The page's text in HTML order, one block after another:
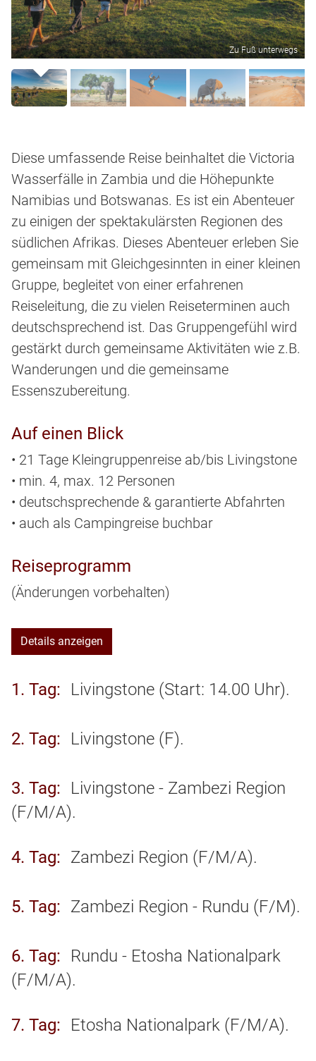
Zu Fuß unterwegs
Diese umfassende Reise beinhaltet die Victoria
Wasserfälle in Zambia und die Höhepunkte
Namibias und Botswanas. Es ist ein Abenteuer
zu einigen der spektakulärsten Regionen des
südlichen Afrikas. Dieses Abenteuer erleben Sie
gemeinsam mit Gleichgesinnten in einer kleinen
Gruppe, begleitet von einer erfahrenen
Reiseleitung, die zu vielen Reiseterminen auch
deutschsprechend ist. Das Gruppengefühl wird
gestärkt durch gemeinsame Aktivitäten wie z.B.
Wanderungen und die gemeinsame
Essenszubereitung.
Auf einen Blick
• 21 Tage Kleingruppenreise ab/bis Livingstone
• min. 4, max. 12 Personen
• deutschsprechende & garantierte Abfahrten
• auch als Campingreise buchbar
Reiseprogramm
(Änderungen vorbehalten)
Details anzeigen
1. Tag Livingstone (Start: 14.00 Uhr).
2. Tag Livingstone (F).
3. Tag
Livingstone - Zambezi Region
(F/M/A).
4. Tag Zambezi Region (F/M/A).
5. Tag Zambezi Region - Rundu (F/M).
6. Tag
Rundu - Etosha Nationalpark
(F/M/A).
7. Tag Etosha Nationalpark (F/M/A).